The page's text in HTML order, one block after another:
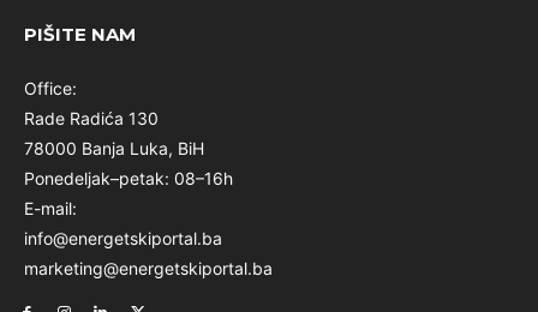
PIŠITE NAM
Office:
Rade Radića 130
78000 Banja Luka, BiH
Ponedeljak–petak: 08–16h
E-mail:
info@energetskiportal.ba
marketing@energetskiportal.ba